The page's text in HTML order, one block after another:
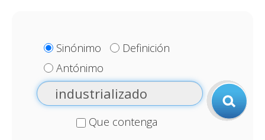
Sinónimo
Definición
Antónimo
Que contenga